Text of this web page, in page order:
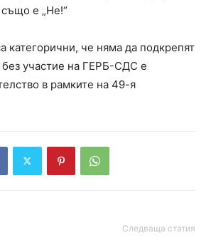
също е „Не!“
категорични, че няма да подкрепят
без участие на ГЕРБ-СДС е
в рамките на 49-я
Следваща статия